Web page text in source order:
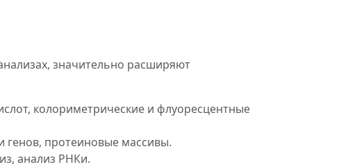
значительно расширяют
колориметрические и флуоресцентные
генов, протеиновые массивы.
анализ РНКи.